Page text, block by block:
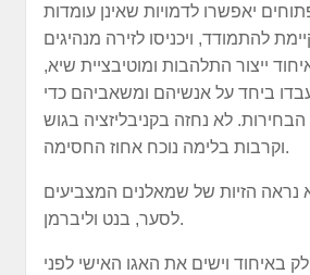
יאפשרו לדמויות שאינן עומדות
להתמודד, ויכניסו לזירה מנהיגים
ייצור התלהבות ומוטיבציית שיא,
ביחד על אנשיהם ומשאביהם כדי
לא נחזה בקניבליזציה בגוש
וקרבות בלימה נוכח אחוז החסימה.
נראה הזיות של שמאלנים המצביעים
לסער, בנט וליברמן.
באיחוד וישים את האגו האישי לפני